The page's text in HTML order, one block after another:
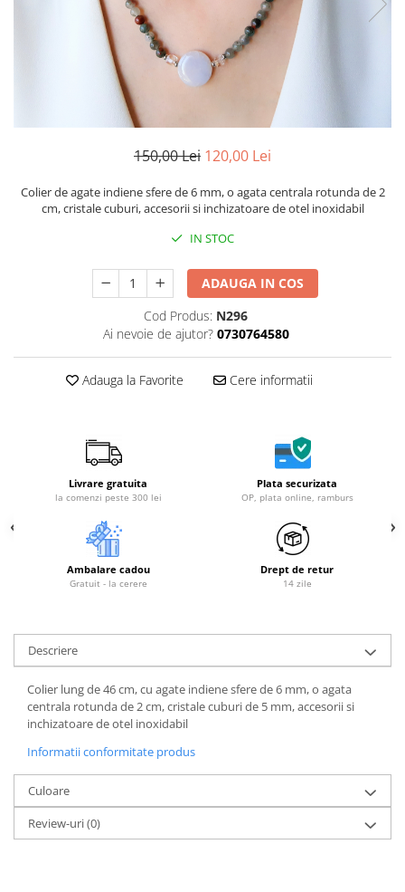
150,00 Lei 120,00 Lei
Colier de agate indiene sfere de 6 mm, o agata centrala rotunda de 2
cm, cristale cuburi, accesorii si inchizatoare de otel inoxidabil
IN STOC
ADAUGA IN COS
Cod Produs: N296
Ai nevoie de ajutor? 0730764580
Adauga la Favorite Cere informatii
Livrare gratuita
la comenzi peste 300 lei
Plata securizata
OP, plata online, ramburs
Ambalare cadou
Gratuit - la cerere
Drept de retur
14 zile
Descriere
Colier lung de 46 cm, cu agate indiene sfere de 6 mm, o agata
centrala rotunda de 2 cm, cristale cuburi de 5 mm, accesorii si
inchizatoare de otel inoxidabil
Informatii conformitate produs
Culoare
Review-uri(0)